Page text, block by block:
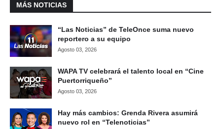
MÁS NOTICIAS
“Las Noticias” de TeleOnce suma nuevo
reportero a su equipo
Agosto 03, 2026
WAPA TV celebrará el talento local en “Cine
Puertorriqueño”
Agosto 03, 2026
Hay más cambios: Grenda Rivera asumirá
nuevo rol en “Telenoticias”